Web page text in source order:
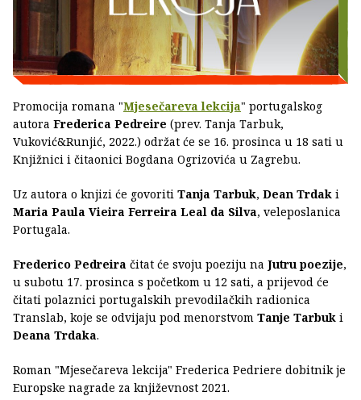
Promocija romana "Mjesečareva lekcija" portugalskog
autora Frederica Pedreire (prev. Tanja Tarbuk,
Vuković&Runjić, 2022.) održat će se 16. prosinca u 18 sati u
Knjižnici i čitaonici Bogdana Ogrizovića u Zagrebu.
Uz autora o knjizi će govoriti Tanja Tarbuk, Dean Trdak i
Maria Paula Vieira Ferreira Leal da Silva, veleposlanica
Portugala.
Frederico Pedreira čitat će svoju poeziju na Jutru poezije,
u subotu 17. prosinca s početkom u 12 sati, a prijevod će
čitati polaznici portugalskih prevodilačkih radionica
Translab, koje se odvijaju pod menorstvom Tanje Tarbuk i
Deana Trdaka.
Roman "Mjesečareva lekcija" Frederica Pedriere dobitnik je
Europske nagrade za književnost 2021.